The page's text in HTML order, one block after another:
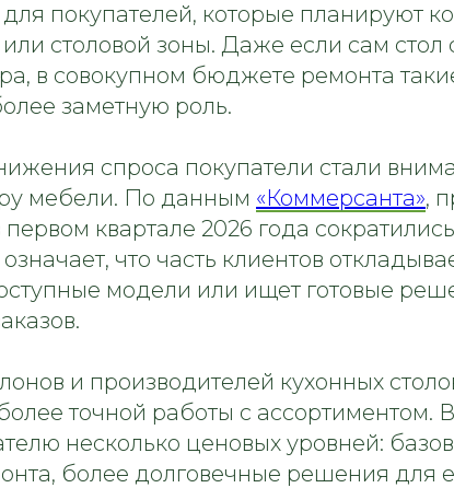
покупателей, которые планируют
столовой зоны. Даже если сам стол
в совокупном бюджете ремонта
заметную роль.
спроса покупатели стали
мебели. По данным «Коммерсанта»,
квартале 2026 года
означает, что часть клиентов
модели или ищет готовые
и производителей кухонных
точной работы с ассортиментом.
несколько ценовых уровней:
более долговечные решения для